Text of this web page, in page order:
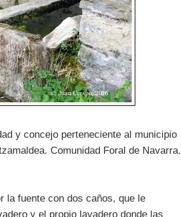
y concejo perteneciente al municipio
Comunidad Foral de Navarra.
la fuente con dos caños, que le
y el propio lavadero donde las